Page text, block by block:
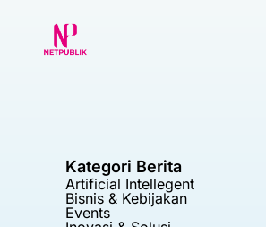
Kategori Berita
Artificial Intellegent
Bisnis & Kebijakan
Events